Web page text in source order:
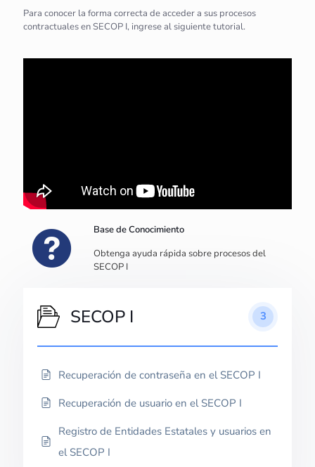
Para conocer la forma correcta de acceder a sus procesos
contractuales en SECOP I, ingrese al siguiente tutorial.
Base de Conocimiento
Obtenga ayuda rápida sobre procesos del
SECOP I
SECOP I 3
Recuperación de contraseña en el SECOP I
Recuperación de usuario en el SECOP I
Registro de Entidades Estatales y usuarios en
el SECOP I